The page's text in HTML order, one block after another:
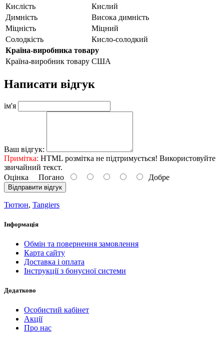
Кислість
Кислий
Димність
Висока димність
Міцність
Міцний
Солодкість
Кисло-солодкий
Країна-виробника товару
Країна-виробник товару США
Написати відгук
ім'я
Ваш відгук:
Примітка: HTML розмітка не підтримується! Використовуйте
звичайний текст.
Оцінка Погано Добре
Відправити відгук
Тютюн, Tangiers
Інформація
Обмін та повернення замовлення
Карта сайту
Доставка і оплата
Інструкції з бонусної системи
Додатково
Особистий кабінет
Акції
Про нас